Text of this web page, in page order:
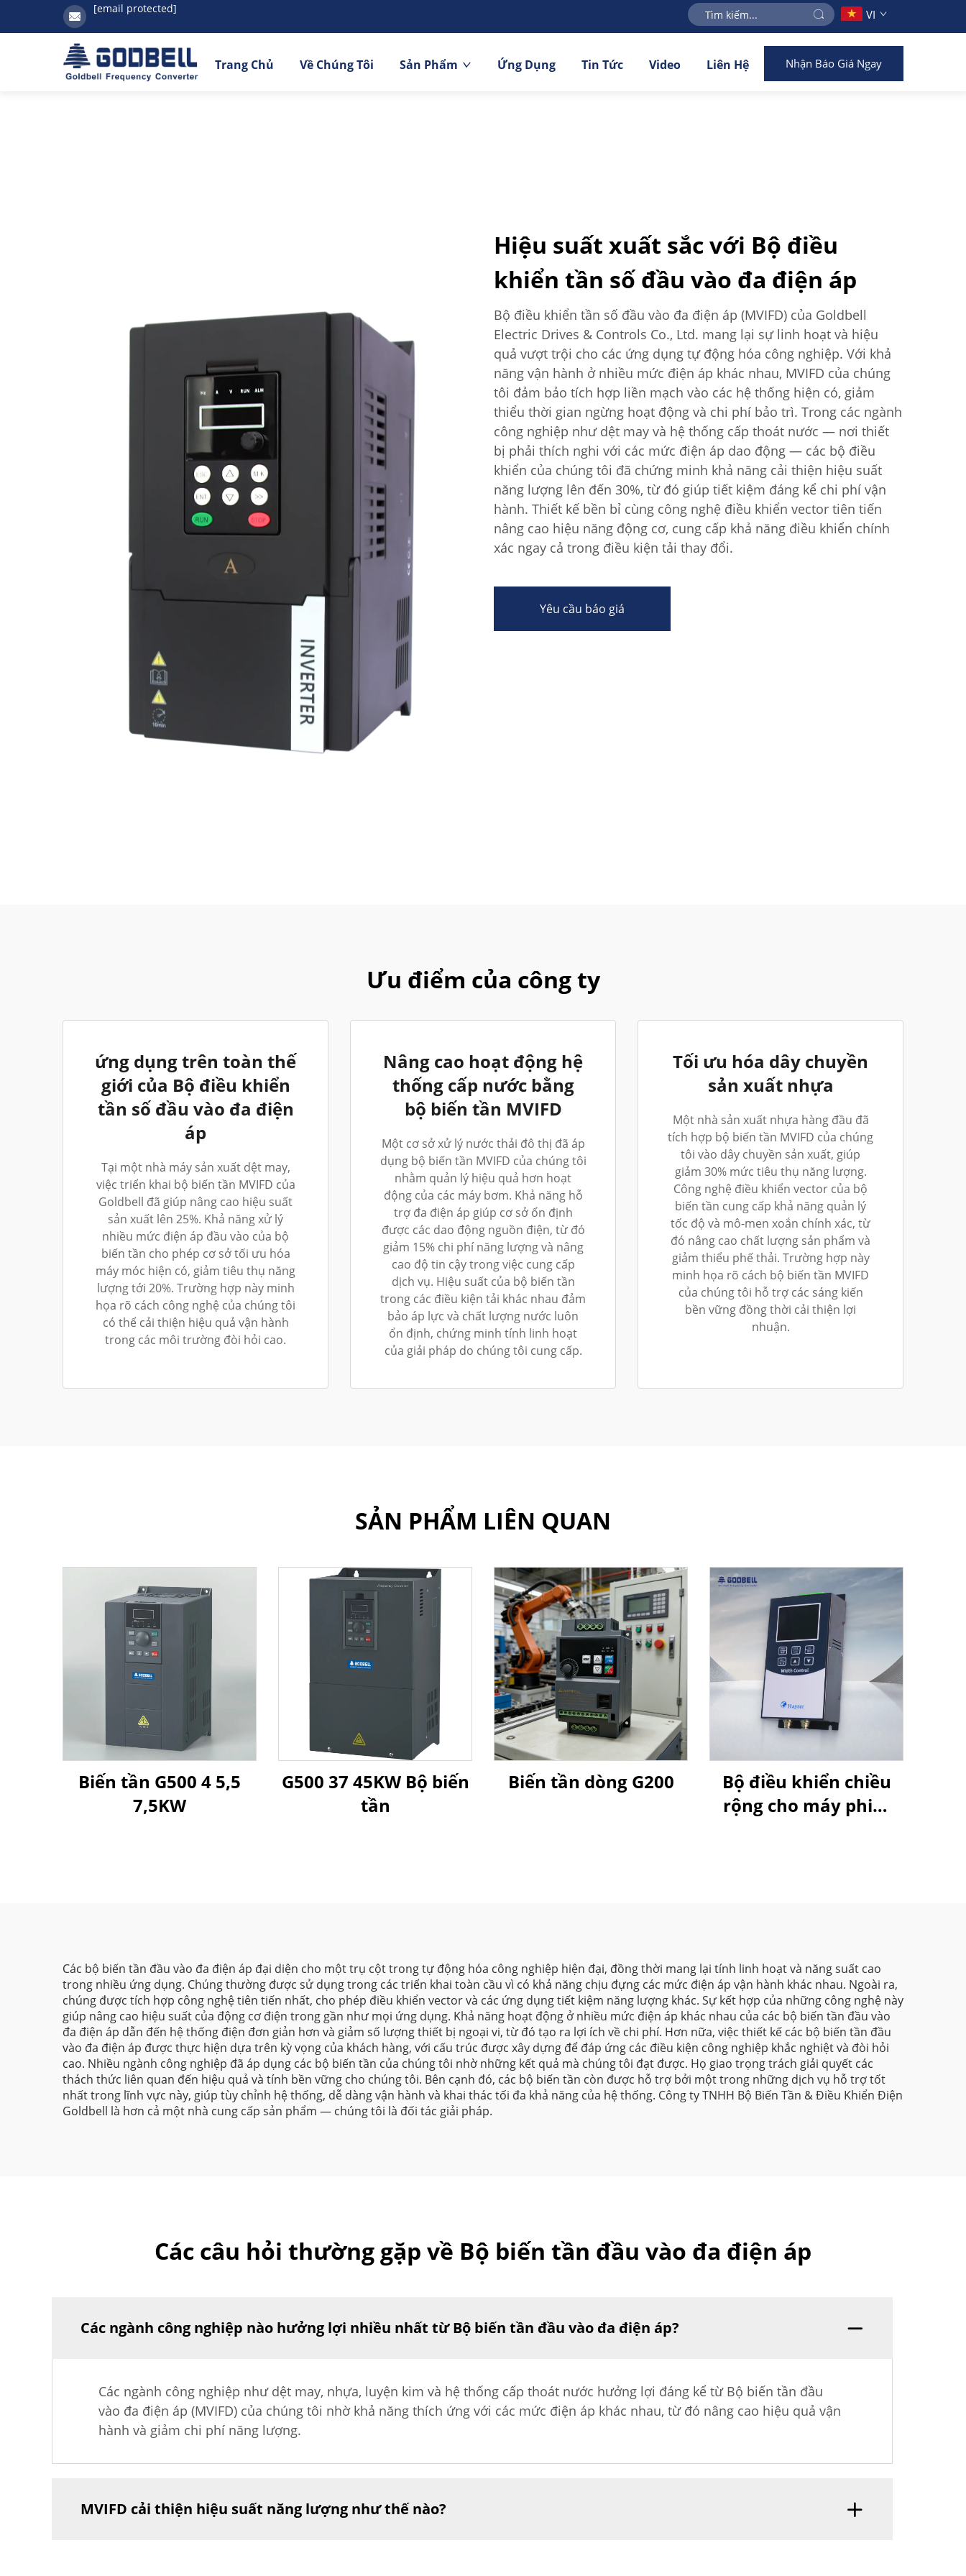
[email protected] VI
Trang Chủ Về Chúng Tôi Sản Phẩm Ứng Dụng Tin Tức Video Liên Hệ Nhận Báo Giá Ngay
Hiệu suất xuất sắc với Bộ điều
khiển tần số đầu vào đa điện áp
Bộ điều khiển tần số đầu vào đa điện áp (MVIFD) của Goldbell
Electric Drives & Controls Co., Ltd. mang lại sự linh hoạt và hiệu
quả vượt trội cho các ứng dụng tự động hóa công nghiệp. Với khả
năng vận hành ở nhiều mức điện áp khác nhau, MVIFD của chúng
tôi đảm bảo tích hợp liền mạch vào các hệ thống hiện có, giảm
thiểu thời gian ngừng hoạt động và chi phí bảo trì. Trong các ngành
công nghiệp như dệt may và hệ thống cấp thoát nước — nơi thiết
bị phải thích nghi với các mức điện áp dao động — các bộ điều
khiển của chúng tôi đã chứng minh khả năng cải thiện hiệu suất
năng lượng lên đến 30%, từ đó giúp tiết kiệm đáng kể chi phí vận
hành. Thiết kế bền bỉ cùng công nghệ điều khiển vector tiên tiến
nâng cao hiệu năng động cơ, cung cấp khả năng điều khiển chính
xác ngay cả trong điều kiện tải thay đổi.
Yêu cầu báo giá
Ưu điểm của công ty
ứng dụng trên toàn thế
giới của Bộ điều khiển
tần số đầu vào đa điện
áp
Tại một nhà máy sản xuất dệt may,
việc triển khai bộ biến tần MVIFD của
Goldbell đã giúp nâng cao hiệu suất
sản xuất lên 25%. Khả năng xử lý
nhiều mức điện áp đầu vào của bộ
biến tần cho phép cơ sở tối ưu hóa
máy móc hiện có, giảm tiêu thụ năng
lượng tới 20%. Trường hợp này minh
họa rõ cách công nghệ của chúng tôi
có thể cải thiện hiệu quả vận hành
trong các môi trường đòi hỏi cao.
Nâng cao hoạt động hệ
thống cấp nước bằng
bộ biến tần MVIFD
Một cơ sở xử lý nước thải đô thị đã áp
dụng bộ biến tần MVIFD của chúng tôi
nhằm quản lý hiệu quả hơn hoạt
động của các máy bơm. Khả năng hỗ
trợ đa điện áp giúp cơ sở ổn định
được các dao động nguồn điện, từ đó
giảm 15% chi phí năng lượng và nâng
cao độ tin cậy trong việc cung cấp
dịch vụ. Hiệu suất của bộ biến tần
trong các điều kiện tải khác nhau đảm
bảo áp lực và chất lượng nước luôn
ổn định, chứng minh tính linh hoạt
của giải pháp do chúng tôi cung cấp.
Tối ưu hóa dây chuyền
sản xuất nhựa
Một nhà sản xuất nhựa hàng đầu đã
tích hợp bộ biến tần MVIFD của chúng
tôi vào dây chuyền sản xuất, giúp
giảm 30% mức tiêu thụ năng lượng.
Công nghệ điều khiển vector của bộ
biến tần cung cấp khả năng quản lý
tốc độ và mô-men xoắn chính xác, từ
đó nâng cao chất lượng sản phẩm và
giảm thiểu phế thải. Trường hợp này
minh họa rõ cách bộ biến tần MVIFD
của chúng tôi hỗ trợ các sáng kiến
bền vững đồng thời cải thiện lợi
nhuận.
SẢN PHẨM LIÊN QUAN
Biến tần G500 4 5,5
7,5KW
G500 37 45KW Bộ biến
tần
Biến tần dòng G200
Bộ điều khiển chiều
rộng cho máy phim
Các bộ biến tần đầu vào đa điện áp đại diện cho một trụ cột trong tự động hóa công nghiệp hiện đại, đồng thời mang lại tính linh hoạt và năng suất cao
trong nhiều ứng dụng. Chúng thường được sử dụng trong các triển khai toàn cầu vì có khả năng chịu đựng các mức điện áp vận hành khác nhau. Ngoài ra,
chúng được tích hợp công nghệ tiên tiến nhất, cho phép điều khiển vector và các ứng dụng tiết kiệm năng lượng khác. Sự kết hợp của những công nghệ này
giúp nâng cao hiệu suất của động cơ điện trong gần như mọi ứng dụng. Khả năng hoạt động ở nhiều mức điện áp khác nhau của các bộ biến tần đầu vào
đa điện áp dẫn đến hệ thống điện đơn giản hơn và giảm số lượng thiết bị ngoại vi, từ đó tạo ra lợi ích về chi phí. Hơn nữa, việc thiết kế các bộ biến tần đầu
vào đa điện áp được thực hiện dựa trên kỳ vọng của khách hàng, với cấu trúc được xây dựng để đáp ứng các điều kiện công nghiệp khắc nghiệt và đòi hỏi
cao. Nhiều ngành công nghiệp đã áp dụng các bộ biến tần của chúng tôi nhờ những kết quả mà chúng tôi đạt được. Họ giao trọng trách giải quyết các
thách thức liên quan đến hiệu quả và tính bền vững cho chúng tôi. Bên cạnh đó, các bộ biến tần còn được hỗ trợ bởi một trong những dịch vụ hỗ trợ tốt
nhất trong lĩnh vực này, giúp tùy chỉnh hệ thống, dễ dàng vận hành và khai thác tối đa khả năng của hệ thống. Công ty TNHH Bộ Biến Tần & Điều Khiển Điện
Goldbell là hơn cả một nhà cung cấp sản phẩm — chúng tôi là đối tác giải pháp.
Các câu hỏi thường gặp về Bộ biến tần đầu vào đa điện áp
Các ngành công nghiệp nào hưởng lợi nhiều nhất từ Bộ biến tần đầu vào đa điện áp?
Các ngành công nghiệp như dệt may, nhựa, luyện kim và hệ thống cấp thoát nước hưởng lợi đáng kể từ Bộ biến tần đầu
vào đa điện áp (MVIFD) của chúng tôi nhờ khả năng thích ứng với các mức điện áp khác nhau, từ đó nâng cao hiệu quả vận
hành và giảm chi phí năng lượng.
MVIFD cải thiện hiệu suất năng lượng như thế nào?